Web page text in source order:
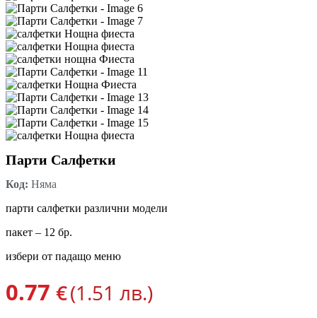
Парти Салфетки
Код: Няма
парти салфетки различни модели
пакет – 12 бр.
избери от падащо меню
0.77 €(1.51 лв.)